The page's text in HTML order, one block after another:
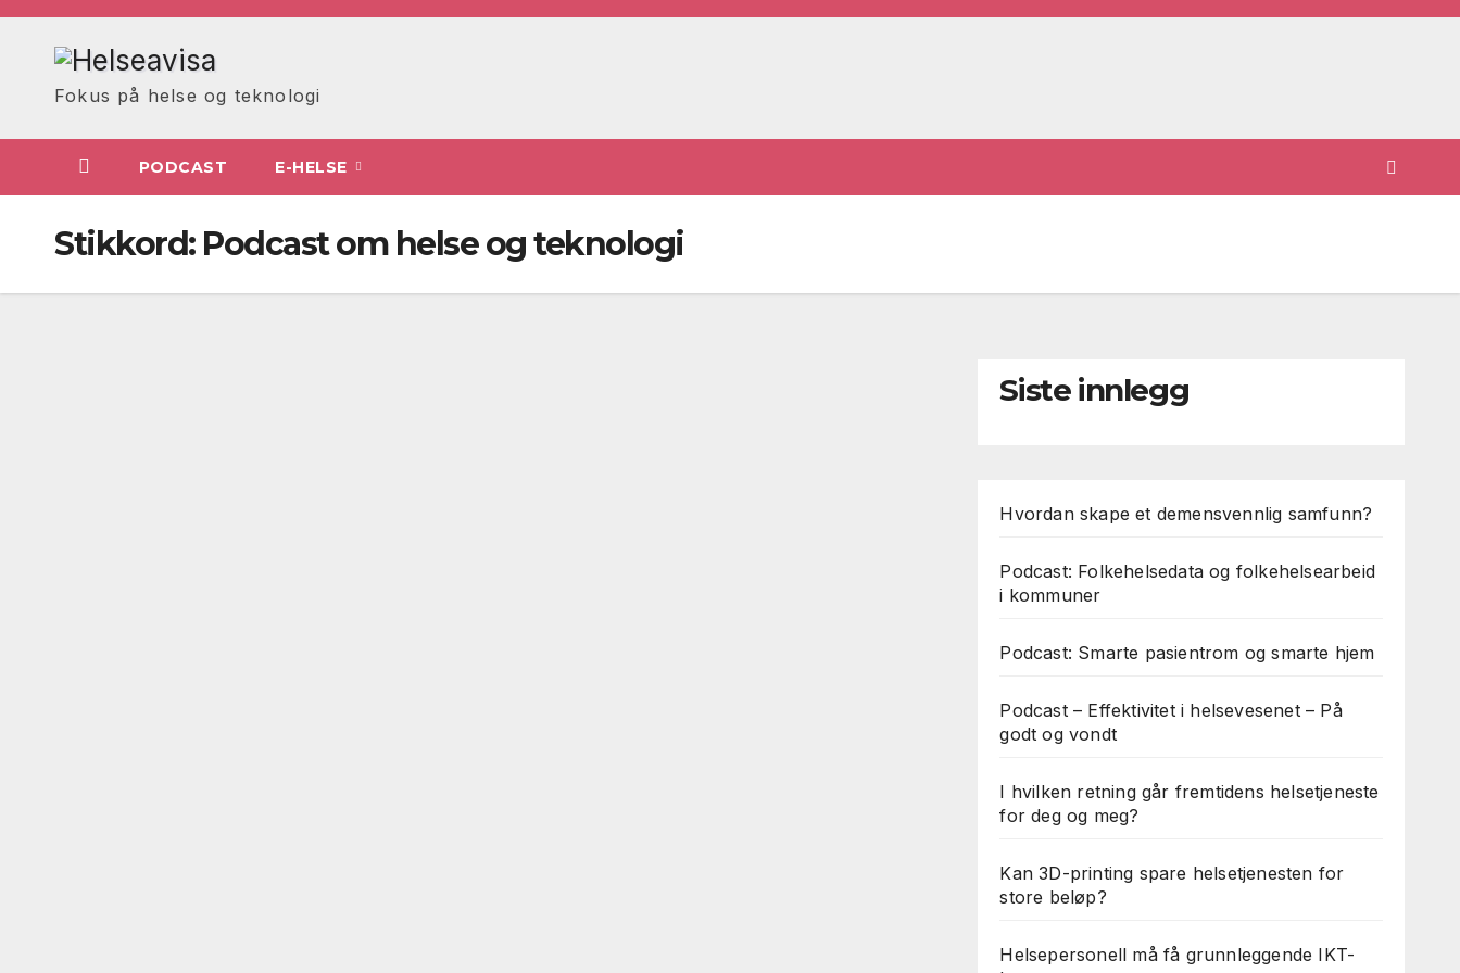
Skip
Fokus på helse og teknologi
PODCAST E-HELSE
Stikkord: Podcast om helse og teknologi
Siste innlegg
Hvordan skape et demensvennlig samfunn?
Podcast: Folkehelsedata og folkehelsearbeid
i kommuner
Podcast: Smarte pasientrom og smarte hjem
Podcast – Effektivitet i helsevesenet – På
godt og vondt
I hvilken retning går fremtidens helsetjeneste
for deg og meg?
Kan 3D-printing spare helsetjenesten for
store beløp?
Helsepersonell må få grunnleggende IKT-